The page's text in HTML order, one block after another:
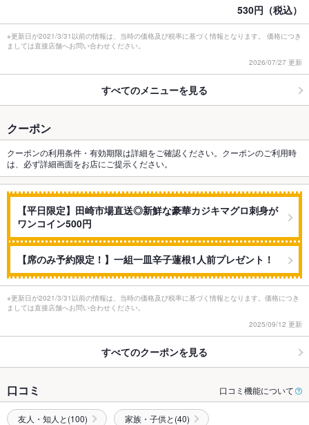
530円（税込）
※更新日が2021/3/31以前の情報は、当時の価格及び税率に基づく情報となります。 価格につき
ましては直接店舗へお問い合わせください。
2026/07/27 更新
すべてのメニューを見る
クーポン
クーポンの利用条件・有効期限は詳細をご確認ください。クーポンのご利用時
は、必ず詳細画面をお店にご提示ください。
【平日限定】田崎市場直送◎新鮮な豪華カジキマグロ刺身が
ワンコイン500円
【席のみ予約限定！】一組一皿辛子蓮根1人前プレゼント！
※更新日が2021/3/31以前の情報は、当時の価格及び税率に基づく情報となります。価格につき
ましては直接店舗へお問い合わせください。
2025/09/12 更新
すべてのクーポンを見る
口コミ 口コミ機能について
友人・知人と(100) 家族・子供と(40)